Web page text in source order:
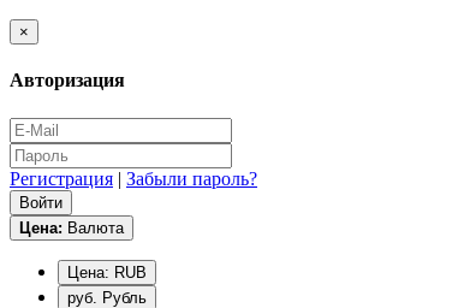
×
Авторизация
Регистрация | Забыли пароль?
Цена: Валюта
Цена: RUB
руб. Рубль